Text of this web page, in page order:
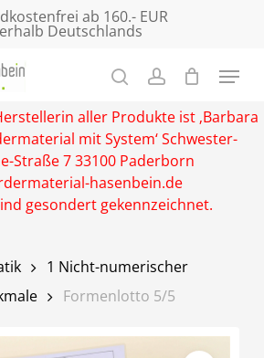
ab 160.- EUR
Deutschlands
aller Produkte ist ‚Barbara
mit System‘ Schwester-
Straße 7 33100 Paderborn
hasenbein.de
gesondert gekennzeichnet.
1 Nicht-numerischer
Formenlotto 5/5
Menu